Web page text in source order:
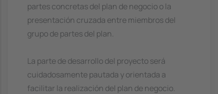
partes concretas del plan de negocio o la
presentación cruzada entre miembros del
grupo de partes del plan.
La parte de desarrollo del proyecto será
cuidadosamente pautada y orientada a
facilitar la realización del plan de negocio.